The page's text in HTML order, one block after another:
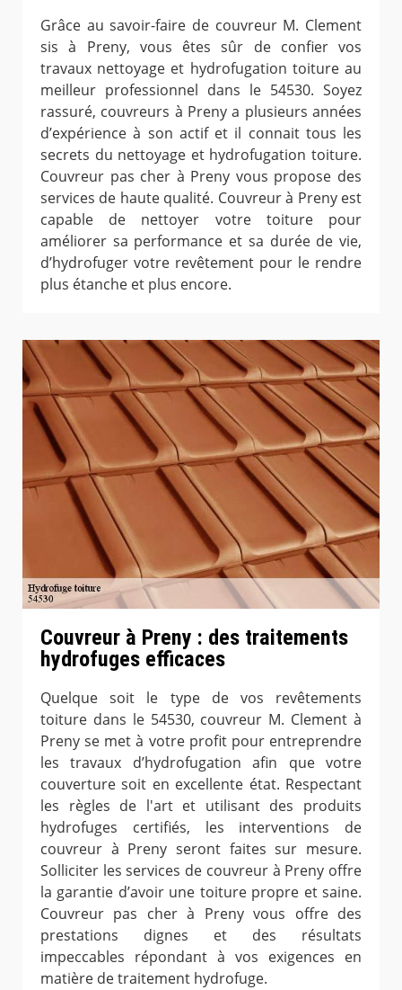
Grâce au savoir-faire de couvreur M. Clement
sis à Preny, vous êtes sûr de confier vos
travaux nettoyage et hydrofugation toiture au
meilleur professionnel dans le 54530. Soyez
rassuré, couvreurs à Preny a plusieurs années
d’expérience à son actif et il connait tous les
secrets du nettoyage et hydrofugation toiture.
Couvreur pas cher à Preny vous propose des
services de haute qualité. Couvreur à Preny est
capable de nettoyer votre toiture pour
améliorer sa performance et sa durée de vie,
d’hydrofuger votre revêtement pour le rendre
plus étanche et plus encore.
Couvreur à Preny : des traitements
hydrofuges efficaces
Quelque soit le type de vos revêtements
toiture dans le 54530, couvreur M. Clement à
Preny se met à votre profit pour entreprendre
les travaux d’hydrofugation afin que votre
couverture soit en excellente état. Respectant
les règles de l'art et utilisant des produits
hydrofuges certifiés, les interventions de
couvreur à Preny seront faites sur mesure.
Solliciter les services de couvreur à Preny offre
la garantie d’avoir une toiture propre et saine.
Couvreur pas cher à Preny vous offre des
prestations dignes et des résultats
impeccables répondant à vos exigences en
matière de traitement hydrofuge.